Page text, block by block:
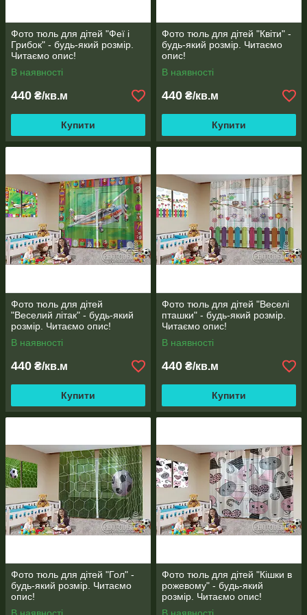
градусів.
* Увага! Колір і відтінок можуть відрізнятися, залежно від
налаштувань монітора або екрана телефону, планшета
(яскравість, контраст, насиченість), а також освітлення в
* При широкоформатному друку допустима похибка у розмірі
±2 см
Фото тюль для дітей "Феї і
Грибок" - будь-який розмір.
Читаємо опис!
В наявності
440 ₴/кв.м
Купити
Фото тюль для дітей "Квіти" -
будь-який розмір. Читаємо
опис!
В наявності
440 ₴/кв.м
Купити
Фото тюль для дітей
"Веселий літак" - будь-який
розмір. Читаємо опис!
В наявності
440 ₴/кв.м
Купити
Фото тюль для дітей "Веселі
пташки" - будь-який розмір.
Читаємо опис!
В наявності
440 ₴/кв.м
Купити
Фото тюль для дітей "Гол" -
будь-який розмір. Читаємо
опис!
Фото тюль для дітей "Кішки в
рожевому" - будь-який
розмір. Читаємо опис!